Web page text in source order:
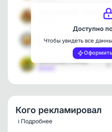
1
[max]
4
ХахаЗавр | Юмор
1
Доступно
Чтобы увидеть все
Кого рекламировал
ℹ️ Подробнее